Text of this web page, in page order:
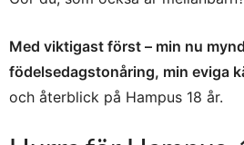
Med viktigast först – min nu
födelsedagstonåring, min eviga
och återblick på Hampus 18 år.